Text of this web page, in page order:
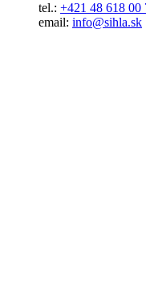
tel.: +421 48 618 00
email: info@sihla.sk